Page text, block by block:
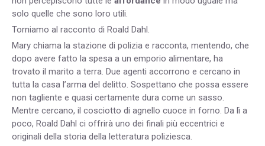
solo quelle che sono loro utili.
Torniamo al racconto di Roald Dahl.
Mary chiama la stazione di polizia e racconta, mentendo, che
dopo avere fatto la spesa a un emporio alimentare, ha
trovato il marito a terra. Due agenti accorrono e cercano in
tutta la casa l’arma del delitto. Sospettano che possa essere
non tagliente e quasi certamente dura come un sasso.
Mentre cercano, il cosciotto di agnello cuoce in forno. Da lì a
poco, Roald Dahl ci offrirà uno dei finali più eccentrici e
originali della storia della letteratura poliziesca.